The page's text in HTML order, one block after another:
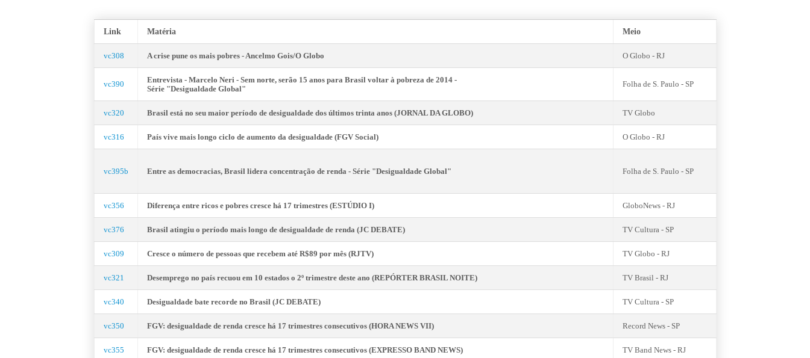
i
Link Matéria Meio
vc308 A crise pune os mais pobres - Ancelmo Gois/O Globo O Globo - RJ
vc390
Entrevista - Marcelo Neri - Sem norte, serão 15 anos para Brasil voltar à pobreza de 2014 -
Série "Desigualdade Global"
Folha de S. Paulo - SP
vc320 Brasil está no seu maior período de desigualdade dos últimos trinta anos (JORNAL DA GLOBO) TV Globo
vc316 País vive mais longo ciclo de aumento da desigualdade (FGV Social) O Globo - RJ
vc395b Entre as democracias, Brasil lidera concentração de renda - Série "Desigualdade Global" Folha de S. Paulo - SP
vc356 Diferença entre ricos e pobres cresce há 17 trimestres (ESTÚDIO I) GloboNews - RJ
vc376 Brasil atingiu o período mais longo de desigualdade de renda (JC DEBATE) TV Cultura - SP
vc309 Cresce o número de pessoas que recebem até R$89 por mês (RJTV) TV Globo - RJ
vc321 Desemprego no país recuou em 10 estados o 2º trimestre deste ano (REPÓRTER BRASIL NOITE) TV Brasil - RJ
vc340 Desigualdade bate recorde no Brasil (JC DEBATE) TV Cultura - SP
vc350 FGV: desigualdade de renda cresce há 17 trimestres consecutivos (HORA NEWS VII) Record News - SP
vc355 FGV: desigualdade de renda cresce há 17 trimestres consecutivos (EXPRESSO BAND NEWS) TV Band News - RJ